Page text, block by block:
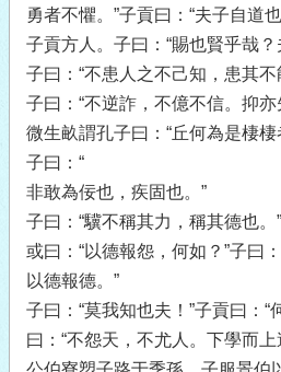
勇者不懼。”子貢曰：“夫子自道
子貢方人。子曰：“賜也賢乎哉？
子曰：“不患人之不己知，患其不
子曰：“不逆詐，不億不信。抑
微生畝謂孔子曰：“丘何為是棲
子曰：“
非敢為佞也，疾固也。”
子曰：“驥不稱其力，稱其德也。”
或曰：“以德報怨，何如？”子曰
以德報德。”
子曰：“莫我知也夫！”子貢曰：“
曰：“不怨天，不尤人。下學而